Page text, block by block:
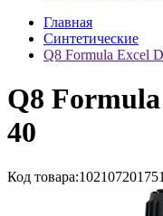
Главная
Синтетические
Q8 Formula Excel
Q8
40
Код товара:102107201751